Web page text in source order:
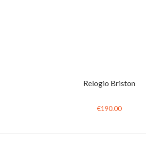
Relogio Briston
€190.00